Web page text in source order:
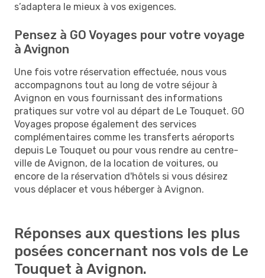
s’adaptera le mieux à vos exigences.
Pensez à GO Voyages pour votre voyage
à Avignon
Une fois votre réservation effectuée, nous vous
accompagnons tout au long de votre séjour à
Avignon en vous fournissant des informations
pratiques sur votre vol au départ de Le Touquet. GO
Voyages propose également des services
complémentaires comme les transferts aéroports
depuis Le Touquet ou pour vous rendre au centre-
ville de Avignon, de la location de voitures, ou
encore de la réservation d'hôtels si vous désirez
vous déplacer et vous héberger à Avignon.
Réponses aux questions les plus
posées concernant nos vols de Le
Touquet à Avignon.